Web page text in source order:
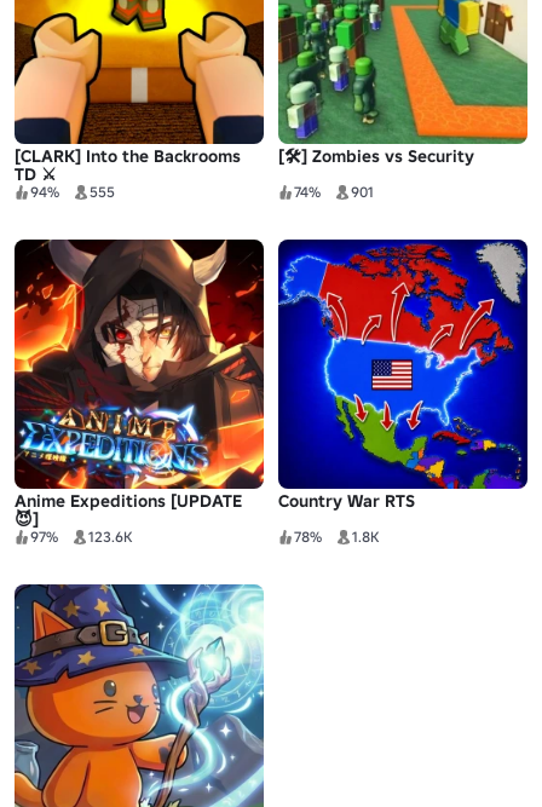
[CLARK] Into the Backrooms
TD ⚔️
94% 555
[🛠️] Zombies vs Security
74% 901
Anime Expeditions [UPDATE
😈]
97% 123.6K
Country War RTS
78% 1.8K